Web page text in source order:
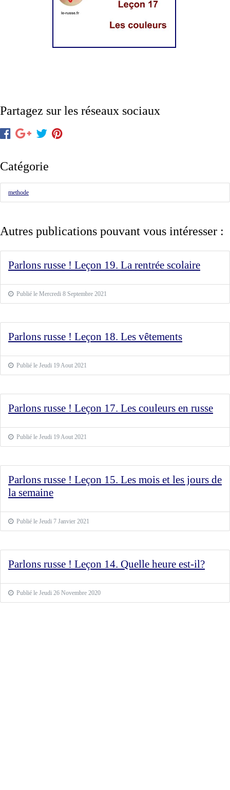
Partagez sur les réseaux sociaux
Catégorie
methode
Autres publications pouvant vous intéresser :
Parlons russe ! Leçon 19. La rentrée scolaire
Publié le Mercredi 8 Septembre 2021
Parlons russe ! Leçon 18. Les vêtements
Publié le Jeudi 19 Aout 2021
Parlons russe ! Leçon 17. Les couleurs en russe
Publié le Jeudi 19 Aout 2021
Parlons russe ! Leçon 15. Les mois et les jours de
la semaine
Publié le Jeudi 7 Janvier 2021
Parlons russe ! Leçon 14. Quelle heure est-il?
Publié le Jeudi 26 Novembre 2020